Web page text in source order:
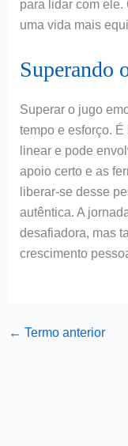
para lidar com ele.
uma vida mais
Superando
Superar o jugo
tempo e esforço.
linear e pode
apoio certo e as
liberar-se desse
autêntica. A
desafiadora, mas
crescimento
← Termo anterior